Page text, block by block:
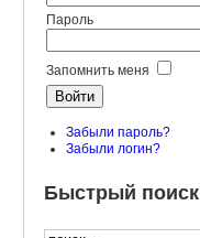
Пароль
Запомнить меня
Забыли пароль?
Забыли логин?
Быстрый поиск